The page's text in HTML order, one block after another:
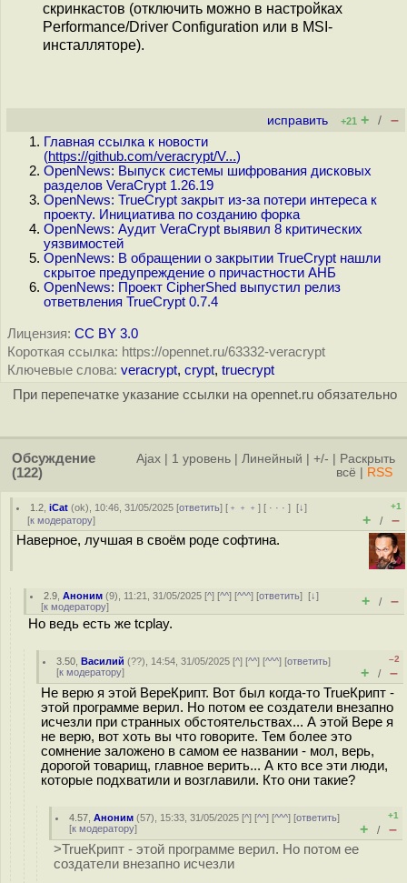
скринкастов (отключить можно в настройках
Performance/Driver Configuration или в MSI-
инсталляторе).
исправить +21 + / –
Главная ссылка к новости
(https://github.com/veracrypt/V...)
OpenNews: Выпуск системы шифрования дисковых
разделов VeraCrypt 1.26.19
OpenNews: TrueCrypt закрыт из-за потери интереса к
проекту. Инициатива по созданию форка
OpenNews: Аудит VeraCrypt выявил 8 критических
уязвимостей
OpenNews: В обращении о закрытии TrueCrypt нашли
скрытое предупреждение о причастности АНБ
OpenNews: Проект CipherShed выпустил релиз
ответвления TrueCrypt 0.7.4
Лицензия: CC BY 3.0
Короткая ссылка: https://opennet.ru/63332-veracrypt
Ключевые слова: veracrypt, crypt, truecrypt
При перепечатке указание ссылки на opennet.ru обязательно
Обсуждение
(122)
Ajax 1 уровень Линейный +/-
Раскрыть
всё
RSS
1.2 ,iCat (ok), 10:46, 31/05/2025 [ответить] [ ﹢﹢﹢] [ · · ·][↓]
[к модератору]
+1
+ / –
Наверное, лучшая в своём роде софтина.
2.9 ,Аноним (9), 11:21, 31/05/2025 [^] [^^] [^^^] [ответить][↓]
[к модератору] + / –
Но ведь есть же tcplay.
3.50 ,Василий (??), 14:54, 31/05/2025 [^] [^^] [^^^] [ответить]
[к модератору]
–2
+ / –
Не верю я этой ВереКрипт. Вот был когда-то TrueКрипт -
этой программе верил. Но потом ее создатели внезапно
исчезли при странных обстоятельствах... А этой Вере я
не верю, вот хоть вы что говорите. Тем более это
сомнение заложено в самом ее названии - мол, верь,
дорогой товарищ, главное верить... А кто все эти люди,
которые подхватили и возглавили. Кто они такие?
4.57 ,Аноним (57), 15:33, 31/05/2025 [^] [^^] [^^^] [ответить]
[к модератору]
+1
+ / –
>TrueКрипт - этой программе верил. Но потом ее
создатели внезапно исчезли